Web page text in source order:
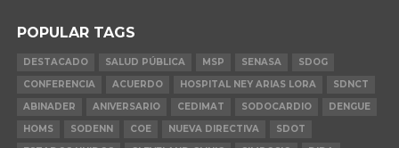
POPULAR TAGS
DESTACADO SALUD PÚBLICA MSP SENASA
SDOG
CONFERENCIA
ACUERDO HOSPITAL NEY ARIAS LORA
SDNCT
ABINADER
ANIVERSARIO CEDIMAT SODOCARDIO
DENGUE
HOMS
SODENN COE NUEVA DIRECTIVA
SDOT